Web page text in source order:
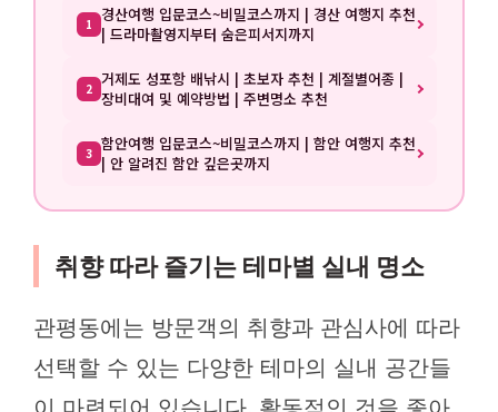
1 경산여행 입문코스~비밀코스까지 | 경산 여행지 추천
| 드라마촬영지부터 숨은피서지까지
2 거제도 성포항 배낚시 | 초보자 추천 | 계절별어종 |
장비대여 및 예약방법 | 주변명소 추천
3 함안여행 입문코스~비밀코스까지 | 함안 여행지 추천
| 안 알려진 함안 깊은곳까지
취향 따라 즐기는 테마별 실내 명소
관평동에는 방문객의 취향과 관심사에 따라
선택할 수 있는 다양한 테마의 실내 공간들